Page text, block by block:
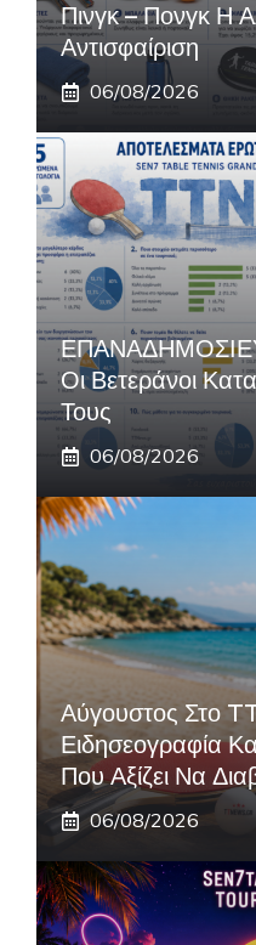
Πινγκ – Πονγκ Η
Αντισφαίριση
06/08/2026
Οι Βετεράνοι
Τους
06/08/2026
Αύγουστος Στο
Ειδησεογραφία
Που Αξίζει Να
06/08/2026